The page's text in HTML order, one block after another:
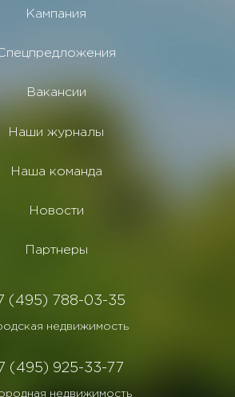
Кампания
Вакансии
Наши журналы
Наша команда
Новости
Партнеры
(495) 788-03-35
недвижимость
(495) 925-33-77
недвижимость